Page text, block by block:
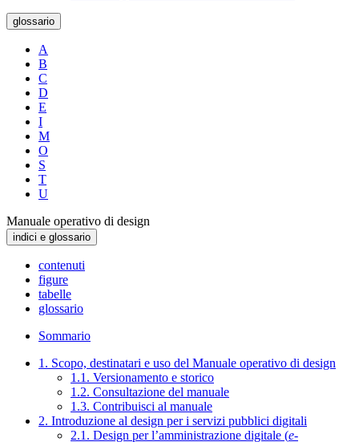
glossario
A
B
C
D
E
I
M
O
S
T
U
Manuale operativo di design
indici e glossario
contenuti
figure
tabelle
glossario
Sommario
1. Scopo, destinatari e uso del Manuale operativo di design
1.1. Versionamento e storico
1.2. Consultazione del manuale
1.3. Contribuisci al manuale
2. Introduzione al design per i servizi pubblici digitali
2.1. Design per l’amministrazione digitale (e-